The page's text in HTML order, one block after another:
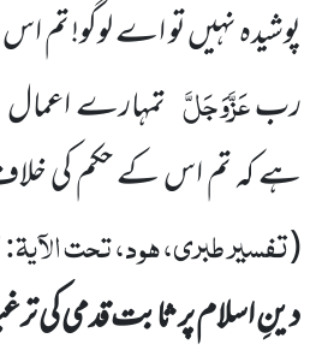
پوشیدہ نہیں تو اے لوگو! تم
ربعَزَّوَجَلَّ تمہارے اعمال
ہے کہ تم اس کے حکم کی
(تفسیر طبری، ہود، تحت الآیۃ:
دینِ اسلام پر ثابت قدمی کی